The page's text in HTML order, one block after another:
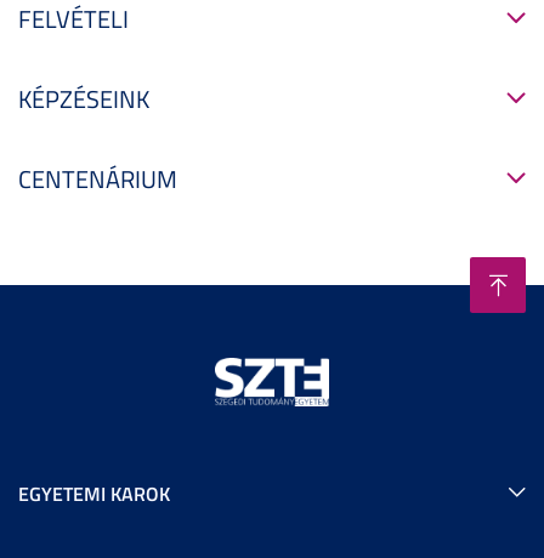
FELVÉTELI
KÉPZÉSEINK
CENTENÁRIUM
EGYETEMI KAROK